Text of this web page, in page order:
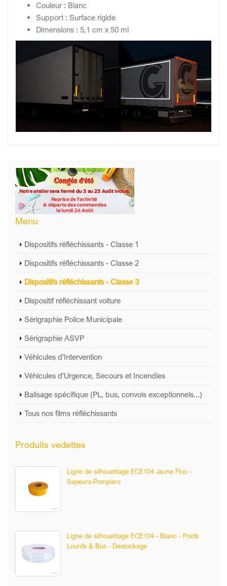
Couleur : Blanc
Support : Surface rigide
Dimensions : 5,1 cm x 50 ml
Menu
Dispositifs réfléchissants - Classe 1
Dispositifs réfléchissants - Classe 2
Dispositifs réfléchissants - Classe 3
Dispositif réfléchissant voiture
Sérigraphie Police Municipale
Sérigraphie ASVP
Véhicules d'Intervention
Véhicules d'Urgence, Secours et Incendies
Balisage spécifique (PL, bus, convois exceptionnels...)
Tous nos films réfléchissants
Produits vedettes
Ligne de silhouettage ECE104 Jaune Fluo -
Sapeurs-Pompiers
Ligne de silhouettage ECE104 - Blanc - Poids
Lourds & Bus - Destockage